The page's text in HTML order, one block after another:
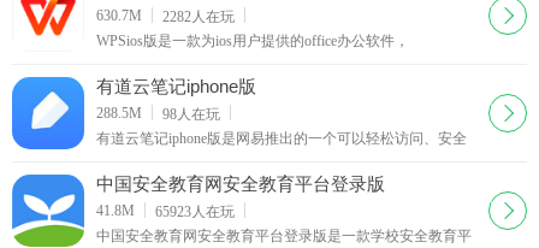
630.7M 2282人在玩
WPSios版是一款为ios用户提供的office办公软件，
屏幕精心设计，让完美强大的办公体验随你而行。
下载
有道云笔记iphone版
288.5M 98人在玩
有道云笔记iphone版是网易推出的一个可以轻松访问、安全
台跨地点的管理问题，最新版新增有道云协作，是高效团队
必备的协作工具。团队资料
下载
中国安全教育网安全教育平台登录版
41.8M 65923人在玩
中国安全教育网安全教育平台登录版是一款学校安全教育平
下载